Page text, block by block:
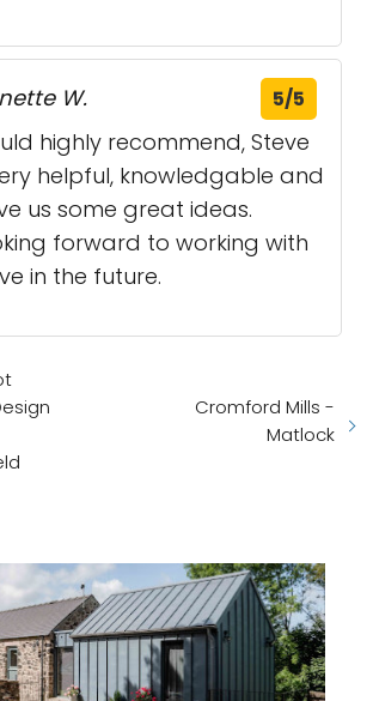
W. 5/5
highly recommend, Steve
helpful, knowledgable and
us some great ideas.
forward to working with
in the future.
Cromford Mills -
Matlock